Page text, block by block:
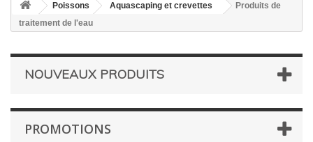
Poissons Aquascaping et crevettes
Produits de
traitement de l'eau
NOUVEAUX PRODUITS
PROMOTIONS